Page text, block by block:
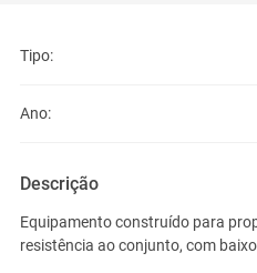
Tipo:
Ano:
Descrição
Equipamento construído para
resistência ao conjunto, com